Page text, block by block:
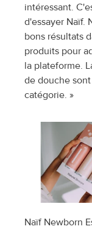
intéressant.
d'essayer Naïf.
bons résultats
produits pour
la plateforme.
de douche
catégorie. »
Naïf Newborn